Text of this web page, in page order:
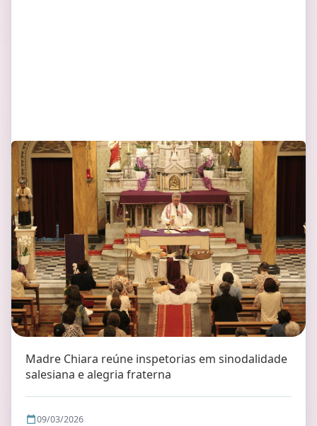
Madre Chiara reúne inspetorias em sinodalidade
salesiana e alegria fraterna
09/03/2026